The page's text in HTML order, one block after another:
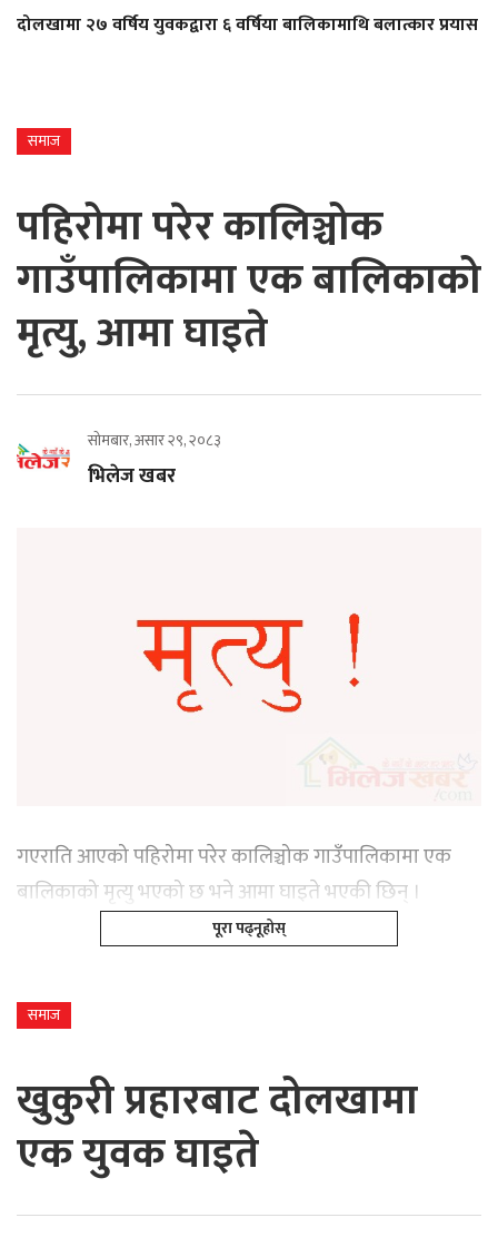
दोलखामा २७ वर्षिय युवकद्वारा ६ वर्षिया बालिकामाथि बलात्कार प्रयास
समाज
पहिरोमा परेर कालिञ्चोक
गाउँपालिकामा एक बालिकाको
मृत्यु, आमा घाइते
सोमबार, असार २९, २०८३
भिलेज खबर
गएराति आएको पहिरोमा परेर कालिञ्चोक गाउँपालिकामा एक
बालिकाको मृत्यु भएको छ भने आमा घाइते भएकी छिन् ।
पूरा पढ्नूहोस्
समाज
खुकुरी प्रहारबाट दोलखामा
एक युवक घाइते